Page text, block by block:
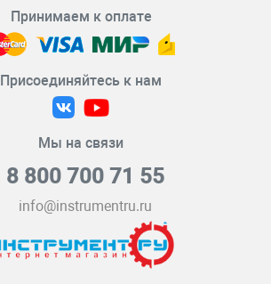
Принимаем к оплате
Присоединяйтесь к нам
Мы на связи
8 800 700 71 55
info@instrumentru.ru